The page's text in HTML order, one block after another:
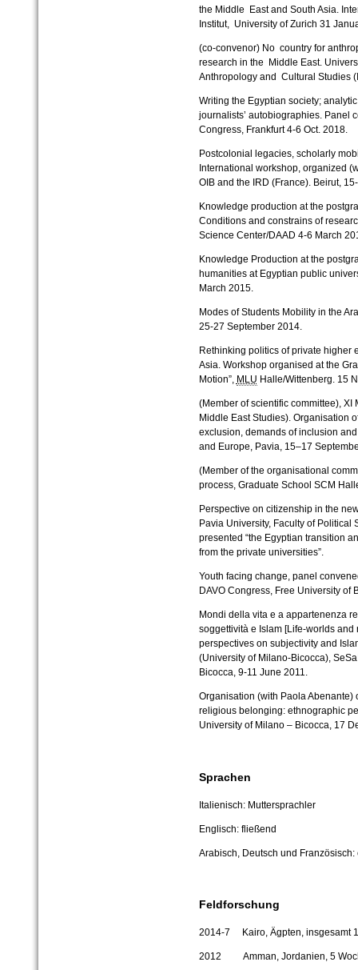
the Middle East and South Asia.
Institut, University of Zurich 31
(co-convenor) No country for
research in the Middle East.
Anthropology and Cultural Studies
Writing the Egyptian society;
journalists’ autobiographies. Panel
Congress, Frankfurt 4-6 Oct. 2018.
Postcolonial legacies, scholarly
International workshop, organized
OIB and the IRD (France). Beirut,
Knowledge production at the
Conditions and constrains of
Science Center/DAAD 4-6 March
Knowledge Production at the
humanities at Egyptian public
March 2015.
Modes of Students Mobility in the
25-27 September 2014.
Rethinking politics of private higher
Asia. Workshop organised at the
Motion”, MLU Halle/Wittenberg. 15
(Member of scientific committee), XI
Middle East Studies). Organisation
exclusion, demands of inclusion
and Europe, Pavia, 15–17
(Member of the organisational
process, Graduate School SCM
Perspective on citizenship in the
Pavia University, Faculty of
presented “the Egyptian transition
from the private universities”.
Youth facing change, panel
DAVO Congress, Free University of
Mondi della vita e a appartenenza
soggettività e Islam [Life-worlds
perspectives on subjectivity and
(University of Milano-Bicocca),
Bicocca, 9-11 June 2011.
Organisation (with Paola Abenante)
religious belonging: ethnographic
University of Milano – Bicocca, 17
Sprachen
Italienisch: Muttersprachler
Englisch: fließend
Arabisch, Deutsch und Französisch:
Feldforschung
2014-7 Kairo, Ägpten, insgesamt
2012 Amman , Jordanien, 5